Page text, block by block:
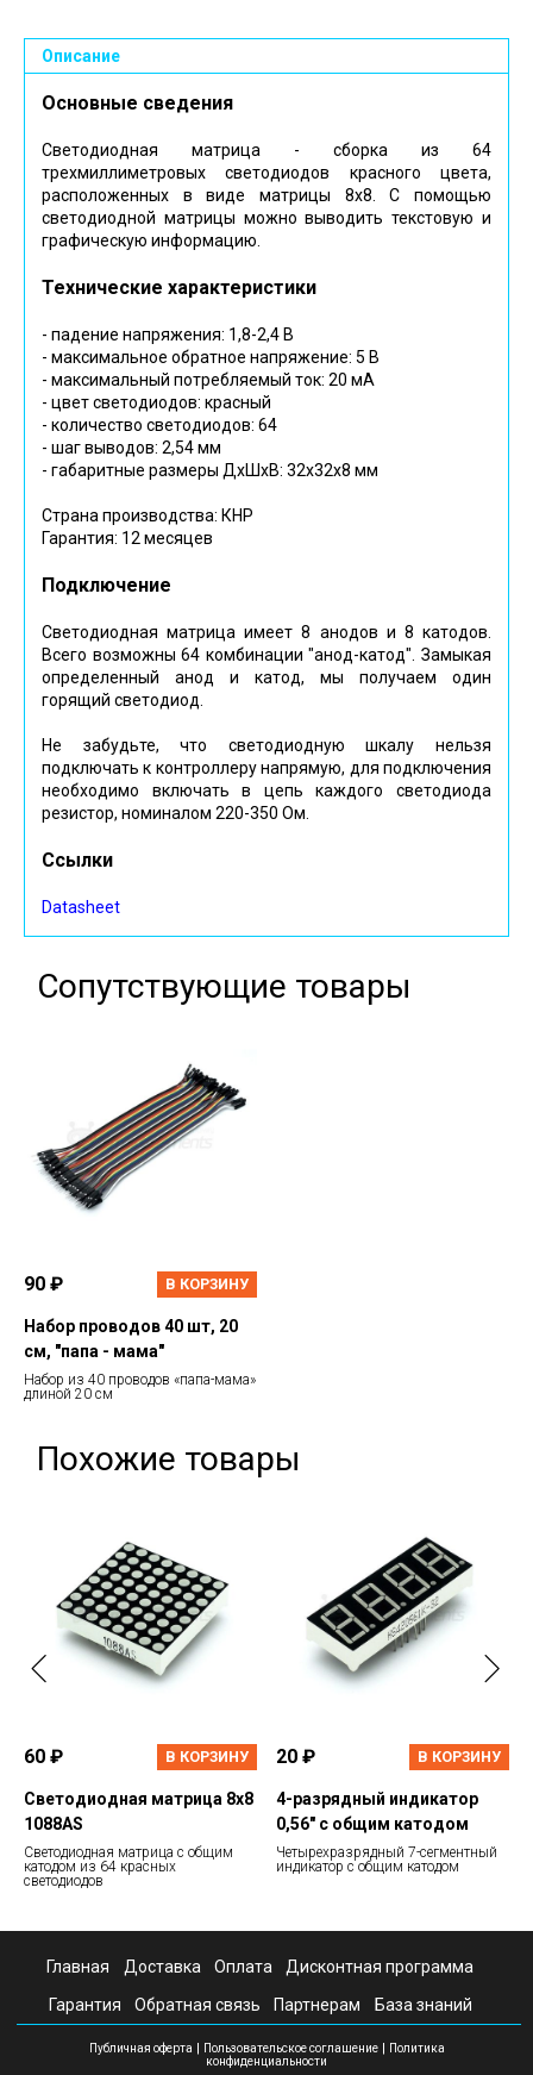
Описание
Основные сведения
Светодиодная матрица - сборка из 64
трехмиллиметровых светодиодов красного цвета,
расположенных в виде матрицы 8х8. С помощью
светодиодной матрицы можно выводить текстовую и
графическую информацию.
Технические характеристики
- падение напряжения: 1,8-2,4 В
- максимальное обратное напряжение: 5 В
- максимальный потребляемый ток: 20 мА
- цвет светодиодов: красный
- количество светодиодов: 64
- шаг выводов: 2,54 мм
- габаритные размеры ДхШхВ: 32х32х8 мм
Страна производства: КНР
Гарантия: 12 месяцев
Подключение
Светодиодная матрица имеет 8 анодов и 8 катодов.
Всего возможны 64 комбинации "анод-катод". Замыкая
определенный анод и катод, мы получаем один
горящий светодиод.
Не забудьте, что светодиодную шкалу нельзя
подключать к контроллеру напрямую, для подключения
необходимо включать в цепь каждого светодиода
резистор, номиналом 220-350 Ом.
Ссылки
Datasheet
Сопутствующие товары
90 ₽ В КОРЗИНУ
Набор проводов 40 шт, 20
см, "папа - мама"
Набор из 40 проводов «папа-мама»
длиной 20 см
Похожие товары
60 ₽ В КОРЗИНУ
Светодиодная матрица 8х8
1088AS
Светодиодная матрица с общим
катодом из 64 красных
светодиодов
20 ₽ В КОРЗИНУ
4-разрядный индикатор
0,56" с общим катодом
Четырехразрядный 7-сегментный
индикатор с общим катодом
Главная Доставка Оплата Дисконтная программа
Гарантия Обратная связь Партнерам База знаний
Публичная оферта | Пользовательское соглашение| Политика
конфиденциальности